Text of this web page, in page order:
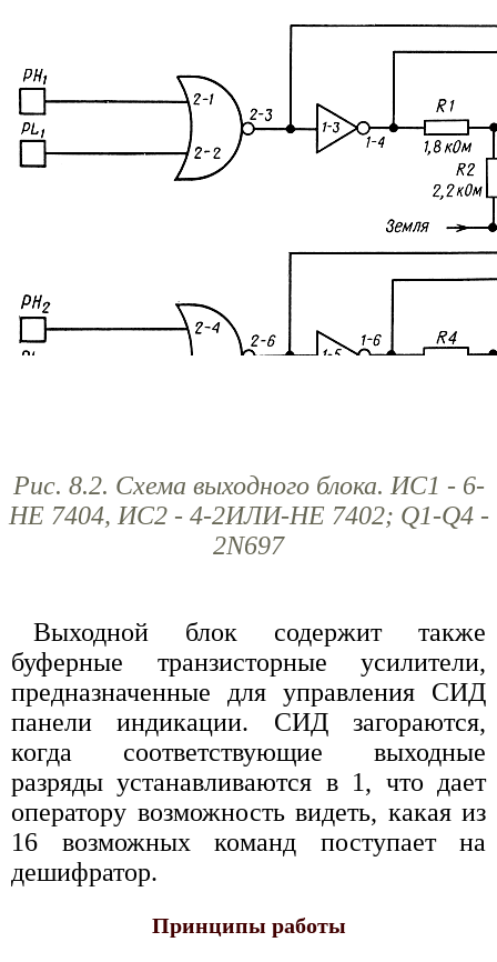
Рис. 8.2. Схема выходного блока. ИС1 - 6-
НЕ 7404, ИС2 - 4-2ИЛИ-НЕ 7402; Q1-Q4 -
2N697
Выходной блок содержит также
буферные транзисторные усилители,
предназначенные для управления СИД
панели индикации. СИД загораются,
когда соответствующие выходные
разряды устанавливаются в 1, что дает
оператору возможность видеть, какая из
16 возможных команд поступает на
дешифратор.
Принципы работы